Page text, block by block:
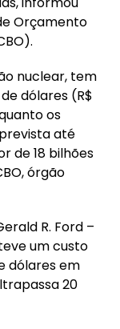
Orçamento
nuclear, tem
dólares (R$
os
até
de 18 bilhões
órgão
R. Ford –
um custo
dólares em
20